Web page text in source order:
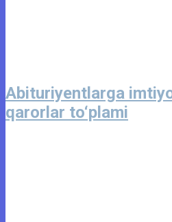
Abituriyentlarga
qarorlar to‘plami